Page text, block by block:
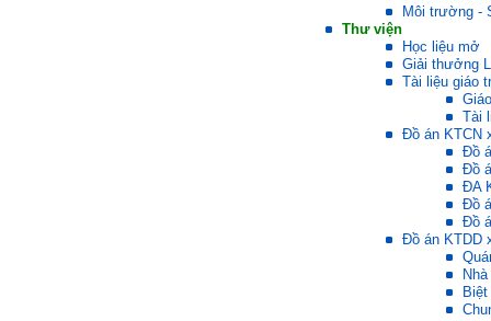
Môi trường -
Thư viện
Học liệu mở
Giải thưởng
Tài liệu giáo
Tài
Đồ án KTCN
Đồ
Đồ
ĐA
Đồ
Đồ
Đồ án KTDD